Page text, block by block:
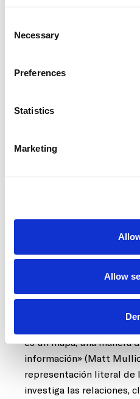
Selection
Necessary
Preferences
Statistics
Marketing
Allow
del artista durante veinte
subjetividad, el
la pieza Matt Mullican
que el artista repudia su
muestra a Matt
mientras, con
un monólogo de frases y
condensa
obra de Matt Mullican.
Las calidades ópticas de
utilizados (ropa, papel,
otros materiales)
es un mapa, una manera
información» (Matt
representación literal de
investiga las relaciones,